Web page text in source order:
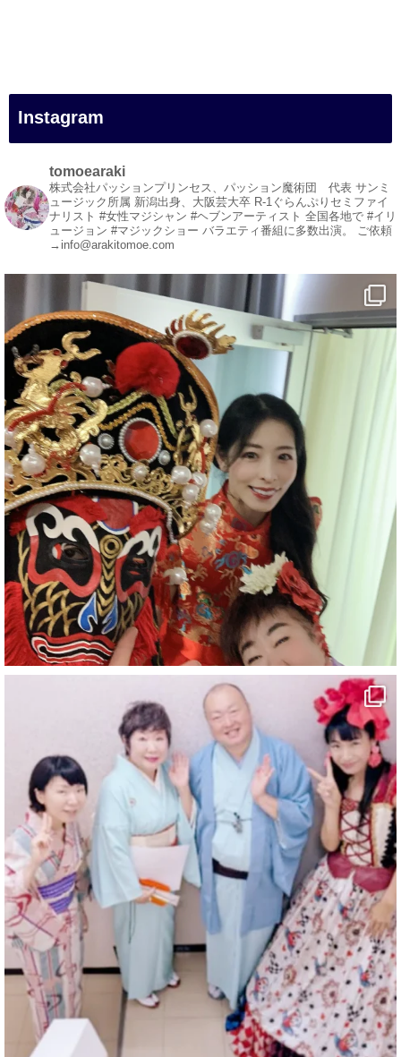
#白浜町
#変面ショー
#イベント
#宴会
#余興
1 3 X
マジシャン派遣 パッションプリンセス【公式】
@comedy_illusion · 7 8月
お疲れ様です
ブログ更新しました
「マジシャン和歌山旅 白浜町・円月島」
#企業公式がお疲れ様を言い合う
#旅行好きな人と繋がりたい
#一人旅
#女性マジシャン
#出張マジック
#マジシャン派遣
#イリュージョン
#和歌山県
#白浜町
#変面ショー
#イベント
#宴会
1 10
マジシャン派遣 パッションプリンセス【公式】
@comedy_illusion 7 8月
お疲れ様です
YouTubeを更新しました
https://youtu.be/9sHKhUQBmUE
@YouTube
#企業公式がお疲れ様を言い合う
#チャンネル登録おねがいします
#愛媛県
#新居浜市
#マイントピア別子
#泉寿亭
#有形文化財
Instagram
tomoearaki
株式会社パッションプリンセス、パッション魔術団 代表 サンミ
ュージック所属 新潟出身、大阪芸大卒 R-1ぐらんぷりセミファイ
ナリスト #女性マジシャン #ヘブンアーティスト 全国各地で #イリ
ュージョン #マジックショー バラエティ番組に多数出演。 ご依頼
→info@arakitomoe.com